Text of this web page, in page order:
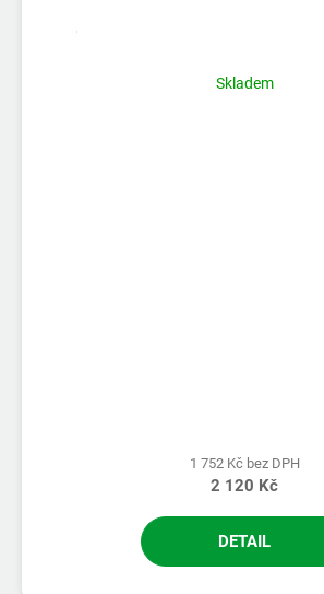
Skladem
1 752 Kč bez DPH
2 120 Kč
DETAIL